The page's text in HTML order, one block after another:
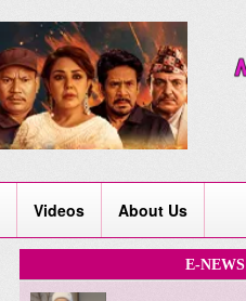
Videos About Us
E-NEWS